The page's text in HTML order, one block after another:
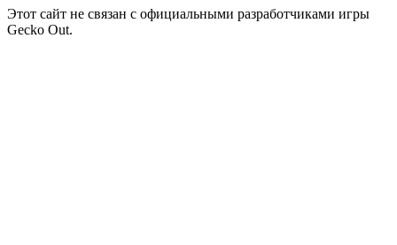
Этот сайт не связан с официальными разработчиками игры
Gecko Out.